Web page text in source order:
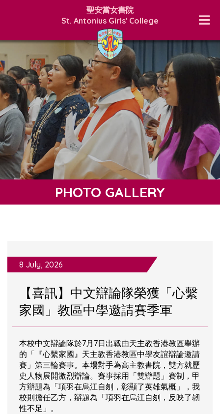
聖安當女書院
St. Antonius Girls' College
PHOTO GALLERY
8 July, 2026
【喜訊】中文辯論隊榮獲「心繫
家國」教區中學邀請賽季軍
本校中文辯論隊於7月7日出戰由天主教香港教區舉辦
的「『心繫家國』天主教香港教區中學友誼辯論邀請
賽」第三輪賽事。本場對手為高主教書院，雙方就歷
史人物展開激烈辯論。賽事採用「雙辯題」賽制，甲
方辯題為「項羽在烏江自刎，彰顯了英雄氣概」，我
校則擔任乙方，辯題為「項羽在烏江自刎，反映了韌
性不足」。